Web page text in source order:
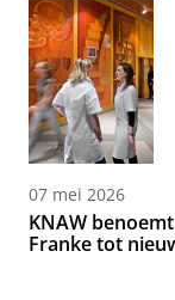
07 mei 2026
KNAW
Franke tot